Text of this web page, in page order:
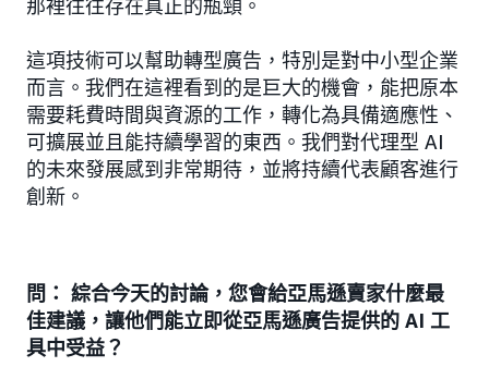
那裡往往存在真正的瓶頸。
這項技術可以幫助轉型廣告，特別是對中小型企業
而言。我們在這裡看到的是巨大的機會，能把原本
需要耗費時間與資源的工作，轉化為具備適應性、
可擴展並且能持續學習的東西。我們對代理型 AI
的未來發展感到非常期待，並將持續代表顧客進行
創新。
問： 綜合今天的討論，您會給亞馬遜賣家什麼最
佳建議，讓他們能立即從亞馬遜廣告提供的 AI 工
具中受益？